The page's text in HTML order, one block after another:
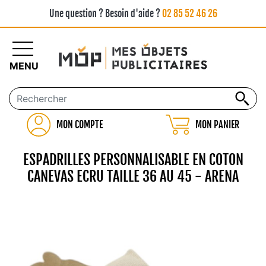
Une question ? Besoin d'aide ?02 85 52 46 26
MON COMPTE MON PANIER
MENU
ESPADRILLES PERSONNALISABLE EN COTON
CANEVAS ECRU TAILLE 36 AU 45 - ARENA